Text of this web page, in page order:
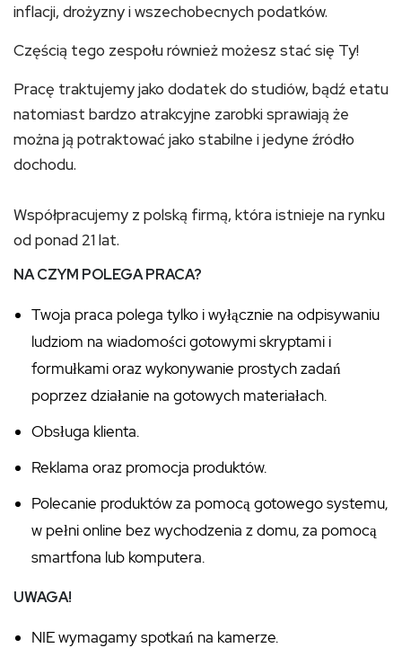
inflacji, drożyzny i wszechobecnych podatków.
Częścią tego zespołu również możesz stać się Ty!
Pracę traktujemy jako dodatek do studiów, bądź etatu
natomiast bardzo atrakcyjne zarobki sprawiają że
można ją potraktować jako stabilne i jedyne źródło
dochodu.
Współpracujemy z polską firmą, która istnieje na rynku
od ponad 21 lat.
NA CZYM POLEGA PRACA?
Twoja praca polega tylko i wyłącznie na odpisywaniu
ludziom na wiadomości gotowymi skryptami i
formułkami oraz wykonywanie prostych zadań
poprzez działanie na gotowych materiałach.
Obsługa klienta.
Reklama oraz promocja produktów.
Polecanie produktów za pomocą gotowego systemu,
w pełni online bez wychodzenia z domu, za pomocą
smartfona lub komputera.
UWAGA!
NIE wymagamy spotkań na kamerze.